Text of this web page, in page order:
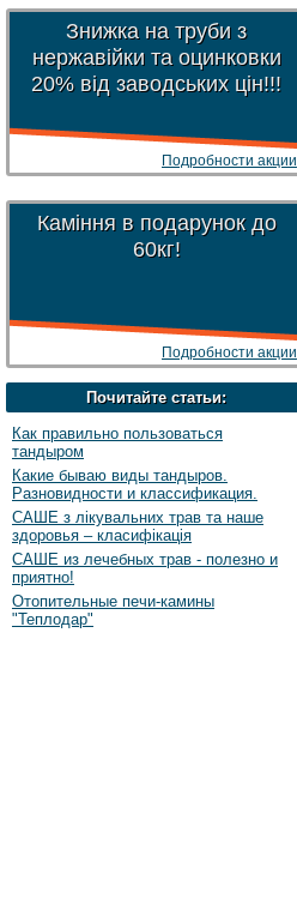
Знижка на труби з
нержавійки та оцинковки
20% від заводських цін!!!
Подробности акции
Каміння в подарунок до
60кг!
Подробности акции
Почитайте статьи:
Как правильно пользоваться
тандыром
Какие бываю виды тандыров.
Разновидности и классификация.
САШЕ з лікувальних трав та наше
здоровья – класифікація
САШЕ из лечебных трав - полезно и
приятно!
Отопительные печи-камины
"Теплодар"